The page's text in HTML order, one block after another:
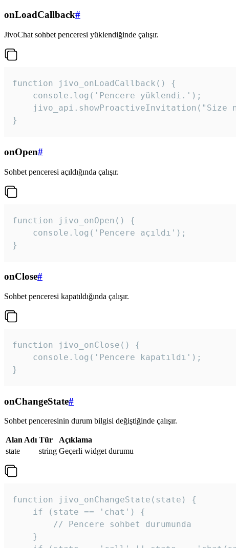
onLoadCallback#
JivoChat sohbet penceresi yüklendiğinde çalışır.
function jivo_onLoadCallback() {
    console.log('Pencere yüklendi.');
jivo_api.showProactiveInvitation("Size
}
onOpen#
Sohbet penceresi açıldığında çalışır.
function jivo_onOpen() {
    console.log('Pencere açıldı');
}
onClose#
Sohbet penceresi kapatıldığında çalışır.
function jivo_onClose() {
    console.log('Pencere kapatıldı');
}
onChangeState#
Sohbet penceresinin durum bilgisi değiştiğinde çalışır.
Alan Adı Tür
Açıklama
state
string Geçerli widget durumu
function jivo_onChangeState(state) {
    if (state == 'chat') {
        // Pencere sohbet durumunda
    }